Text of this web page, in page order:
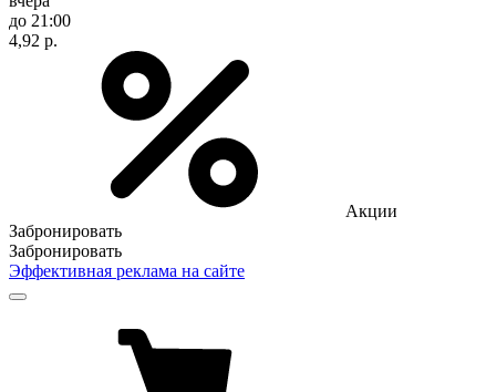
до 21:00
4,92 р.
Акции
Забронировать
Забронировать
Эффективная реклама на сайте